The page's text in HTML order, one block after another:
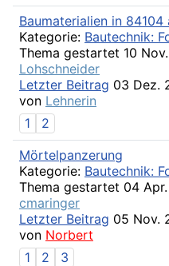
Baumaterialien in 84104
Kategorie: Bautechnik:
Thema gestartet 10
Lohschneider
Letzter Beitrag 03 Dez.
von Lehnerin
1
2
Mörtelpanzerung
Kategorie: Bautechnik:
Thema gestartet 04
cmaringer
Letzter Beitrag 05 Nov.
von Norbert
1
2
3